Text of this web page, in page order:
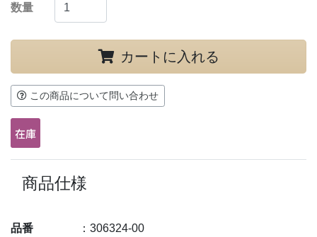
数量
カートに入れる
この商品について問い合わせ
商品仕様
品番
：306324-00